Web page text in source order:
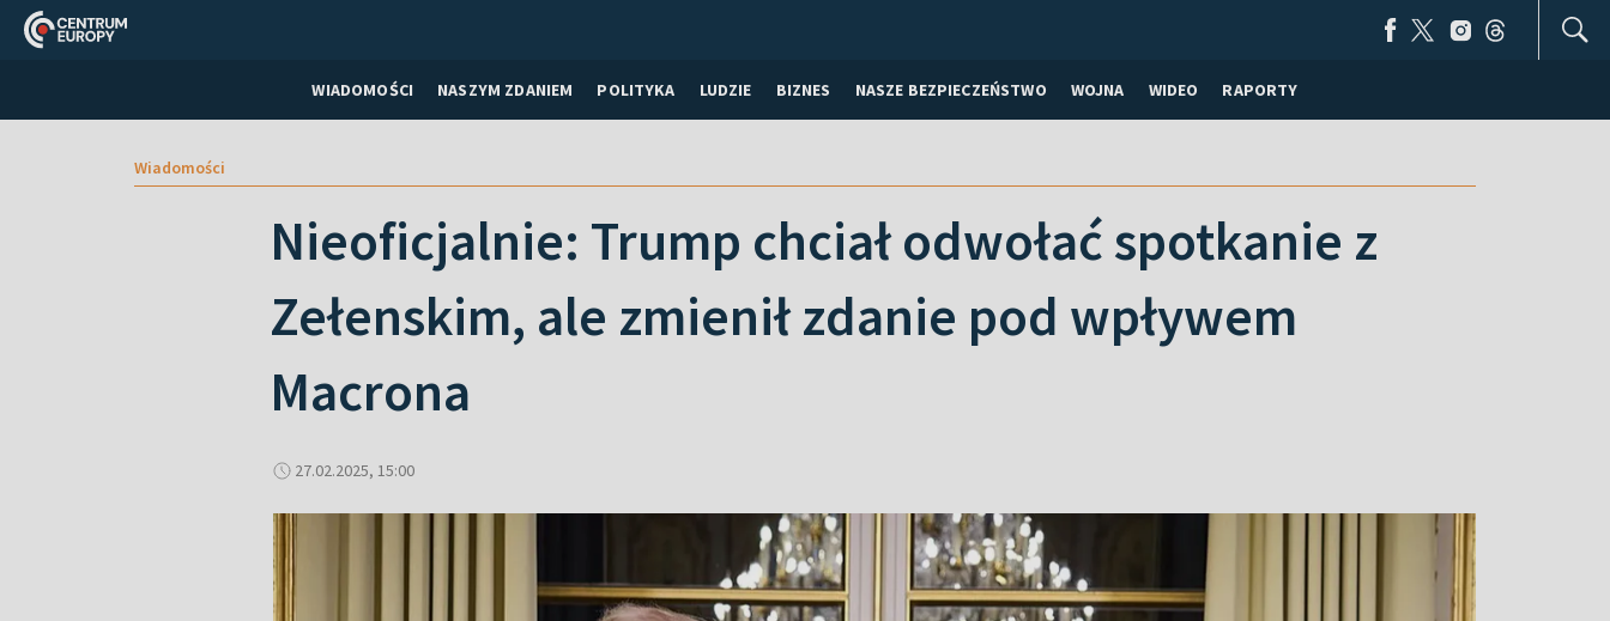
WIADOMOŚCI NASZYM ZDANIEM POLITYKA LUDZIE BIZNES NASZE BEZPIECZEŃSTWO WOJNA WIDEO RAPORTY
Wiadomości
Nieoficjalnie: Trump chciał odwołać spotkanie z
Zełenskim, ale zmienił zdanie pod wpływem
Macrona
27.02.2025, 15:00